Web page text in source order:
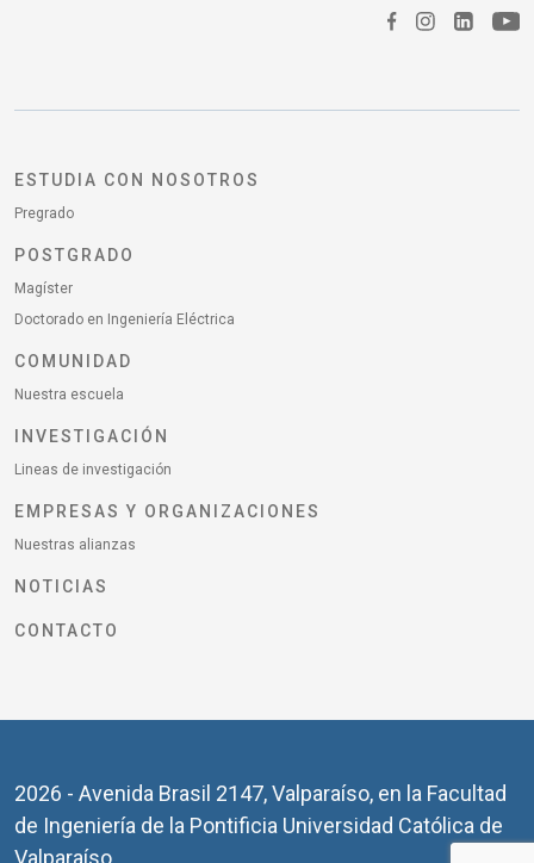
ESTUDIA CON NOSOTROS
Pregrado
POSTGRADO
Magíster
Doctorado en Ingeniería Eléctrica
COMUNIDAD
Nuestra escuela
INVESTIGACIÓN
Lineas de investigación
EMPRESAS Y ORGANIZACIONES
Nuestras alianzas
NOTICIAS
CONTACTO
2026 - Avenida Brasil 2147, Valparaíso, en la Facultad
de Ingeniería de la Pontificia Universidad Católica de
Valparaíso.